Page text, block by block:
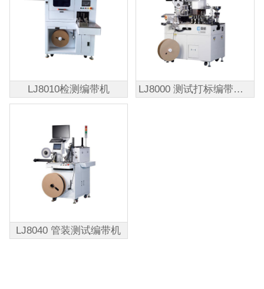
LJ8010检测编带机 LJ8000 测试打标编带一体机
LJ8040 管装测试编带机